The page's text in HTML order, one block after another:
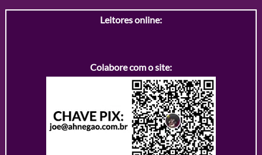
Leitores online:
Colabore com o site: